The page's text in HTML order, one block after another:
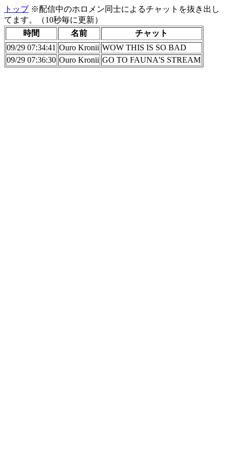
トップ※配信中のホロメン同士によるチャットを抜き出し
てます。（10秒毎に更新）
時間
名前
チャット
09/29 07:34:41 Ouro Kronii WOW THIS IS SO BAD
09/29 07:36:30 Ouro Kronii GO TO FAUNA'S STREAM